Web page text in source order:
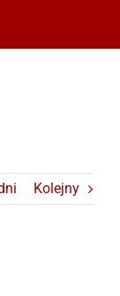
Kolejny